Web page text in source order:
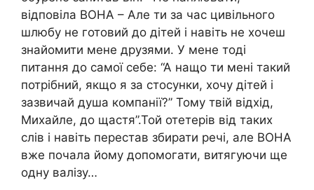
відповіла ВОНА – Але ти за час цивільного
шлюбу не готовий до дітей і навіть не хочеш
знайомити мене друзями. У мене тоді
питання до самої себе: “А нащо ти мені такий
потрібний, якщо я за стосунки, хочу дітей і
зазвичай душа компанії?” Тому твій відхід,
Михайле, до щастя”.Той отетерів від таких
слів і навіть перестав збирати речі, але ВОНА
вже почала йому допомогати, витягуючи ще
одну валізу…